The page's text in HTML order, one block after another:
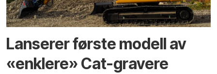
Lanserer første modell av
«enklere» Cat-gravere